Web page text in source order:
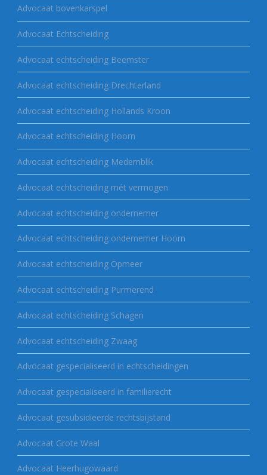
Advocaat bovenkarspel
Advocaat Echtscheiding
Advocaat echtscheiding Beemster
Advocaat echtscheiding Drechterland
Advocaat echtscheiding Hollands Kroon
Advocaat echtscheiding Hoorn
Advocaat echtscheiding Medemblik
Advocaat echtscheiding mét vermogen
Advocaat echtscheiding ondernemer
Advocaat echtscheiding ondernemer Hoorn
Advocaat echtscheiding Opmeer
Advocaat echtscheiding Purmerend
Advocaat echtscheiding Schagen
Advocaat echtscheiding Zwaag
Advocaat gespecialiseerd in echtscheidingen
Advocaat gespecialiseerd in familierecht
Advocaat gesubsidieerde rechtsbijstand
Advocaat Grote Waal
Advocaat Heerhugowaard